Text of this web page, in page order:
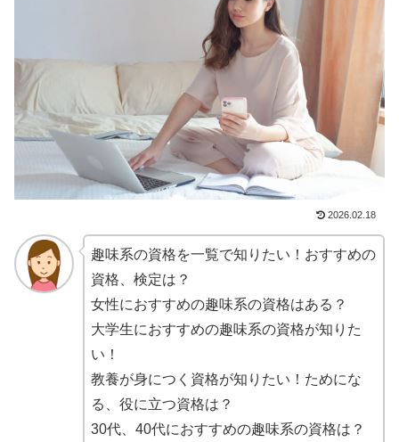
2026.02.18
趣味系の資格を一覧で知りたい！おすすめの
資格、検定は？
女性におすすめの趣味系の資格はある？
大学生におすすめの趣味系の資格が知りた
い！
教養が身につく資格が知りたい！ためにな
る、役に立つ資格は？
30代、40代におすすめの趣味系の資格は？